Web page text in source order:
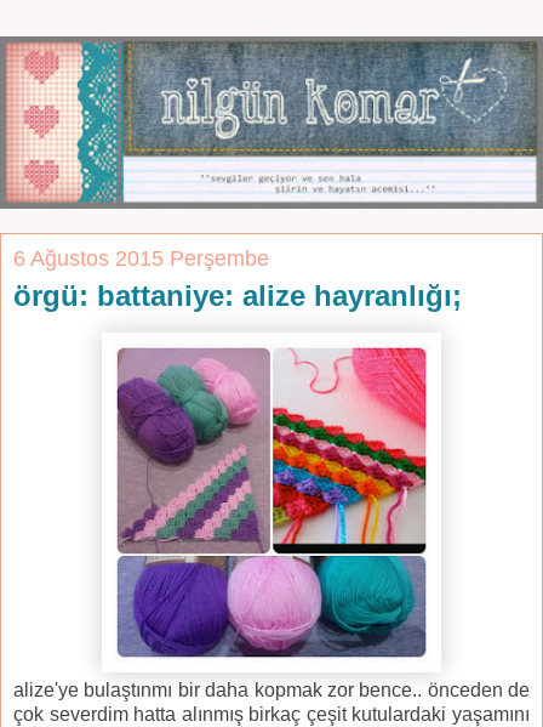
6 Ağustos 2015 Perşembe
örgü: battaniye: alize hayranlığı;
alize'ye bulaştınmı bir daha kopmak zor bence.. önceden de
çok severdim hatta alınmış birkaç çeşit kutulardaki yaşamını